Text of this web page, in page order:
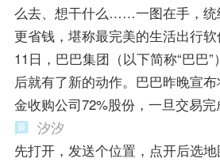
么去、想干什么……一图在手，统
更省钱，堪称最完美的生活出行软
11日，巴巴集团（以下简称“巴巴”
后就有了新的动作。巴巴昨晚宣
金收购公司72%股份，一旦交易
汐汐
先打开，发送个位置，点开后选